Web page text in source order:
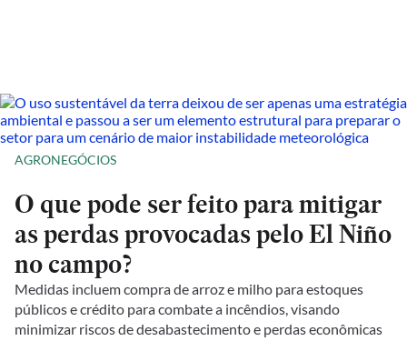
AGRONEGÓCIOS
O que pode ser feito para mitigar
as perdas provocadas pelo El Niño
no campo?
Medidas incluem compra de arroz e milho para estoques
públicos e crédito para combate a incêndios, visando
minimizar riscos de desabastecimento e perdas econômicas